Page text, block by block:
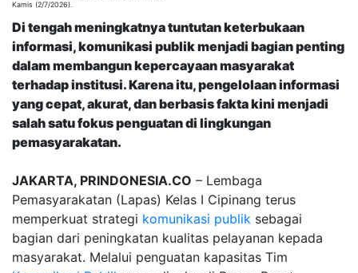
Kamis (2/7/2026).
Di tengah meningkatnya tuntutan keterbukaan
informasi, komunikasi publik menjadi bagian penting
dalam membangun kepercayaan masyarakat
terhadap institusi. Karena itu, pengelolaan informasi
yang cepat, akurat, dan berbasis fakta kini menjadi
salah satu fokus penguatan di lingkungan
pemasyarakatan.
JAKARTA, PRINDONESIA.CO – Lembaga
Pemasyarakatan (Lapas) Kelas I Cipinang terus
memperkuat strategi komunikasi publik sebagai
bagian dari peningkatan kualitas pelayanan kepada
masyarakat. Melalui penguatan kapasitas Tim